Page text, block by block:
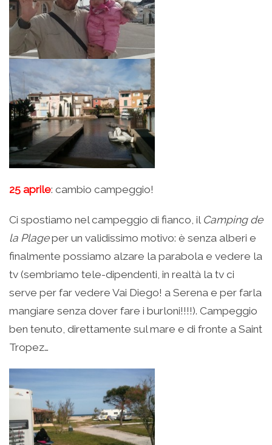
25 aprile: cambio campeggio!
Ci spostiamo nel campeggio di fianco, il Camping de
la Plageper un validissimo motivo: è senza alberi e
finalmente possiamo alzare la parabola e vedere la
tv (sembriamo tele-dipendenti, in realtà la tv ci
serve per far vedere Vai Diego! a Serena e per farla
mangiare senza dover fare i burloni!!!!). Campeggio
ben tenuto, direttamente sul mare e di fronte a Saint
Tropez…